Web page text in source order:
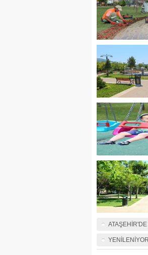
ATAŞEHİR'DE
YENİLENİYOR